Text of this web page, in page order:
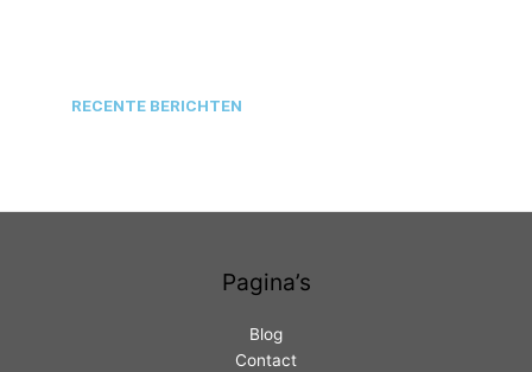
RECENTE BERICHTEN
Pagina’s
Blog
Contact